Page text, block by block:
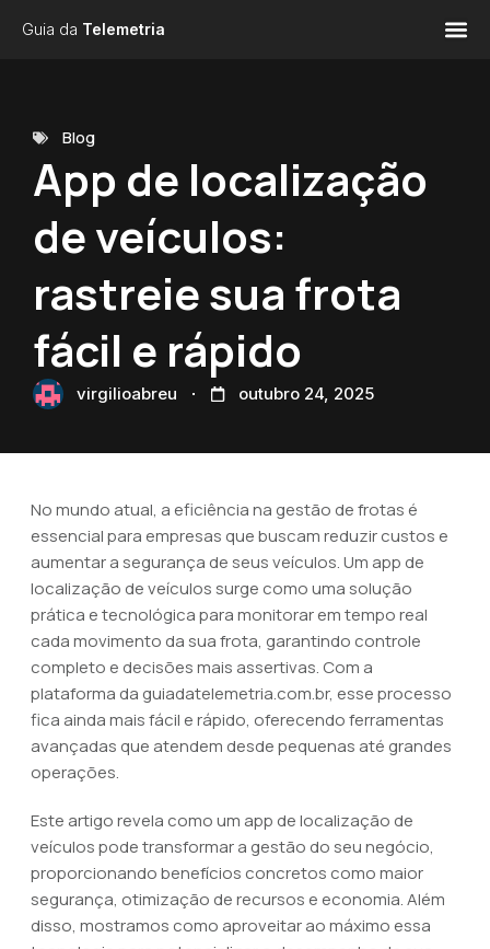
Guia da Telemetria
Blog
App de localização
de veículos:
rastreie sua frota
fácil e rápido
virgilioabreu outubro 24, 2025
No mundo atual, a eficiência na gestão de frotas é
essencial para empresas que buscam reduzir custos e
aumentar a segurança de seus veículos. Um app de
localização de veículos surge como uma solução
prática e tecnológica para monitorar em tempo real
cada movimento da sua frota, garantindo controle
completo e decisões mais assertivas. Com a
plataforma da guiadatelemetria.com.br, esse processo
fica ainda mais fácil e rápido, oferecendo ferramentas
avançadas que atendem desde pequenas até grandes
operações.
Este artigo revela como um app de localização de
veículos pode transformar a gestão do seu negócio,
proporcionando benefícios concretos como maior
segurança, otimização de recursos e economia. Além
disso, mostramos como aproveitar ao máximo essa